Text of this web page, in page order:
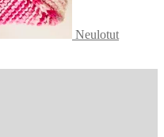
Neulotut